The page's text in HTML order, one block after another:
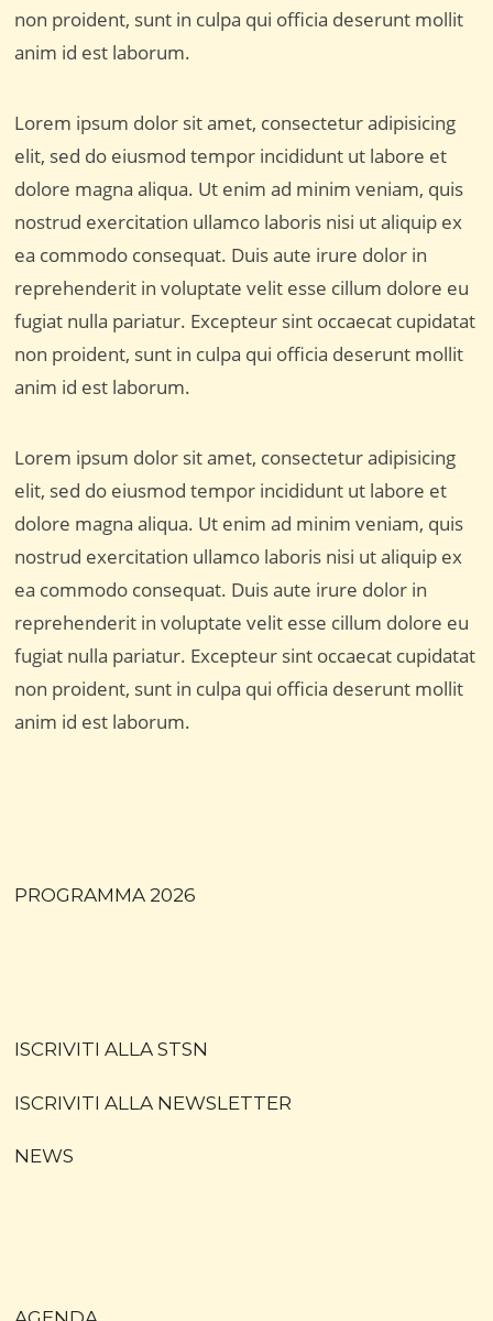
non proident, sunt in culpa qui officia deserunt mollit
anim id est laborum.
Lorem ipsum dolor sit amet, consectetur adipisicing
elit, sed do eiusmod tempor incididunt ut labore et
dolore magna aliqua. Ut enim ad minim veniam, quis
nostrud exercitation ullamco laboris nisi ut aliquip ex
ea commodo consequat. Duis aute irure dolor in
reprehenderit in voluptate velit esse cillum dolore eu
fugiat nulla pariatur. Excepteur sint occaecat cupidatat
non proident, sunt in culpa qui officia deserunt mollit
anim id est laborum.
Lorem ipsum dolor sit amet, consectetur adipisicing
elit, sed do eiusmod tempor incididunt ut labore et
dolore magna aliqua. Ut enim ad minim veniam, quis
nostrud exercitation ullamco laboris nisi ut aliquip ex
ea commodo consequat. Duis aute irure dolor in
reprehenderit in voluptate velit esse cillum dolore eu
fugiat nulla pariatur. Excepteur sint occaecat cupidatat
non proident, sunt in culpa qui officia deserunt mollit
anim id est laborum.
PROGRAMMA 2026
ISCRIVITI ALLA STSN
ISCRIVITI ALLA NEWSLETTER
NEWS